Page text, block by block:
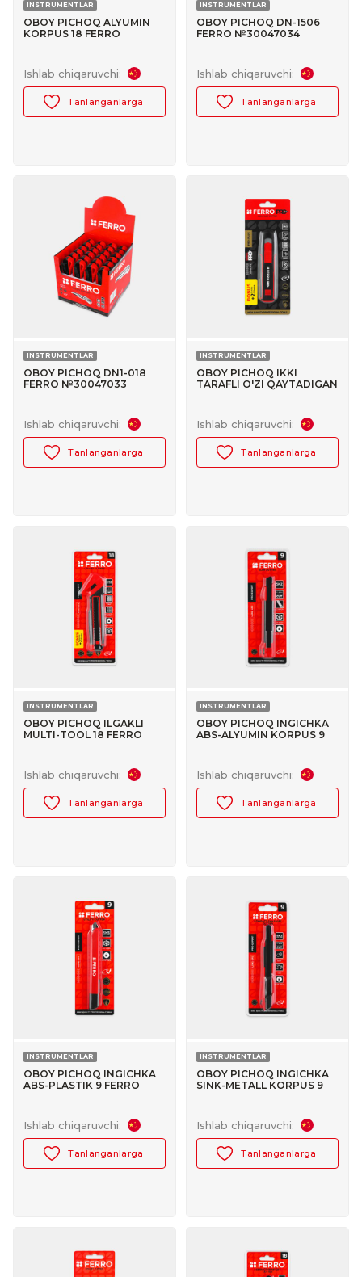
INSTRUMENTLAR
OBOY PICHOQ ALYUMIN
KORPUS 18 FERRO
Ishlab chiqaruvchi:
Tanlanganlarga
INSTRUMENTLAR
OBOY PICHOQ DN-1506
FERRO №30047034
Ishlab chiqaruvchi:
Tanlanganlarga
INSTRUMENTLAR
OBOY PICHOQ DN1-018
FERRO №30047033
Ishlab chiqaruvchi:
Tanlanganlarga
INSTRUMENTLAR
OBOY PICHOQ IKKI
TARAFLI O'ZI QAYTADIGAN
Ishlab chiqaruvchi:
Tanlanganlarga
INSTRUMENTLAR
OBOY PICHOQ ILGAKLI
MULTI-TOOL 18 FERRO
Ishlab chiqaruvchi:
Tanlanganlarga
INSTRUMENTLAR
OBOY PICHOQ INGICHKA
ABS-ALYUMIN KORPUS 9
Ishlab chiqaruvchi:
Tanlanganlarga
INSTRUMENTLAR
OBOY PICHOQ INGICHKA
ABS-PLASTIK 9 FERRO
Ishlab chiqaruvchi:
Tanlanganlarga
INSTRUMENTLAR
OBOY PICHOQ INGICHKA
SINK-METALL KORPUS 9
Ishlab chiqaruvchi:
Tanlanganlarga